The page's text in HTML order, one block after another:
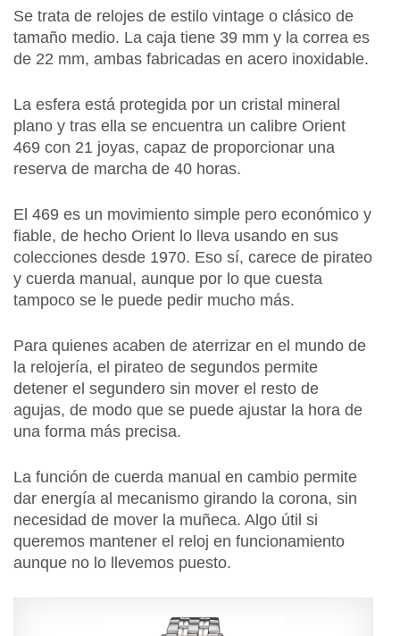
Se trata de relojes de estilo vintage o clásico de
tamaño medio. La caja tiene 39 mm y la correa es
de 22 mm, ambas fabricadas en acero inoxidable.
La esfera está protegida por un cristal mineral
plano y tras ella se encuentra un calibre Orient
469 con 21 joyas, capaz de proporcionar una
reserva de marcha de 40 horas.
El 469 es un movimiento simple pero económico y
fiable, de hecho Orient lo lleva usando en sus
colecciones desde 1970. Eso sí, carece de pirateo
y cuerda manual, aunque por lo que cuesta
tampoco se le puede pedir mucho más.
Para quienes acaben de aterrizar en el mundo de
la relojería, el pirateo de segundos permite
detener el segundero sin mover el resto de
agujas, de modo que se puede ajustar la hora de
una forma más precisa.
La función de cuerda manual en cambio permite
dar energía al mecanismo girando la corona, sin
necesidad de mover la muñeca. Algo útil si
queremos mantener el reloj en funcionamiento
aunque no lo llevemos puesto.